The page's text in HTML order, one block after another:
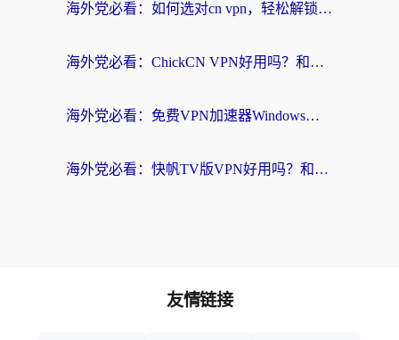
海外党必看：如何选对cn vpn，轻松解锁国内影音游戏？
海外党必看：ChickCN VPN好用吗？和星河VPN对比哪个回国效果更好？附真实体验+避坑指南
海外党必看：免费VPN加速器Windows版怎么选？附真实测评与无缝访问国内资源指南
海外党必看：快帆TV版VPN好用吗？和hi龟龟VPN对比哪个回国效果更好？附免费加速器选择指南
友情链接